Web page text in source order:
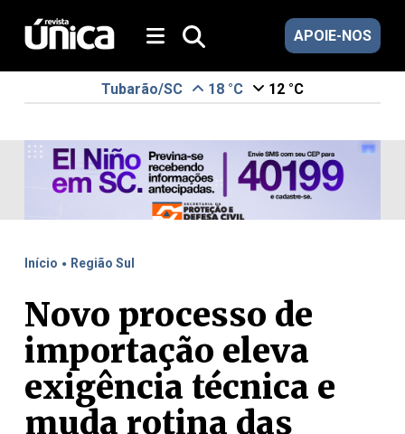
APOIE-NOS
Tubarão/SC 18 °C 12 °C
Início . Região Sul
Novo processo de
importação eleva
exigência técnica e
muda rotina das